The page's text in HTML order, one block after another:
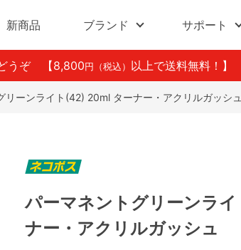
新商品 ブランド サポート
うぞ 【8,800 円（税込） 以上で送料無料！】
リーンライト(42) 20ml ターナー・アクリルガッシュ
パーマネントグリーンラ
ナー・アクリルガッシュ